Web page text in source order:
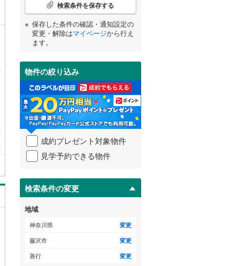
条
件
受
け
取
る
・
条
件
を
イ
ペ
ジ
に
保
存
す
る
検索条件を保存する
保存した条件の確認・通知設定の
変更・解除はマイページから行え
ます。
物件の絞り込み
成約プレゼント対象物件
見学予約できる物件
検索条件の変更
地域
神奈川県 変更
藤沢市 変更
善行 変更
鎌倉市(53)
茅ヶ崎市(98)
秦野市 (
伊勢原市(42)
南足柄市(15)
高座郡寒川町(18)
足柄上郡中井町(1)
足柄上郡山北町(3)
足柄下郡真鶴町(6)
愛甲郡清川村(2)
(2
横浜シーサイドライン(0)
湘南モノレール江の島線 (0)
伊豆箱根鉄道大雄山線
小学校まで1km以内（1）
南道路（0）